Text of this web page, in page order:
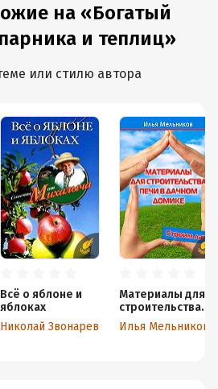
на «Богатый
и теплиц»
или стилю автора
Всё о яблоне и
яблоках
Николай Звонарев
Материалы для
строительства
печи в дачном
домике
Илья Мельников